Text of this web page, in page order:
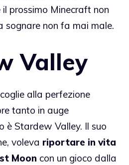
prossimo Minecraft non
sognare non fa mai male.
Valley
coglie alla perfezione
tanto in auge
è Stardew Valley. Il suo
voleva riportare in vita
Moon con un gioco dalla